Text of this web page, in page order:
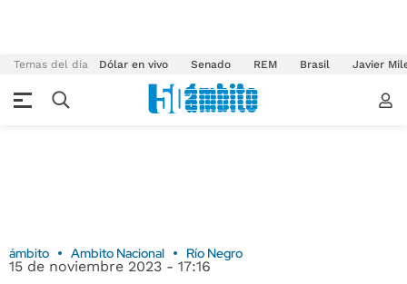
Temas del día Dólar en vivo Senado REM Brasil Javier
ámbito Ambito Nacional Río Negro
15 de noviembre 2023 - 17:16